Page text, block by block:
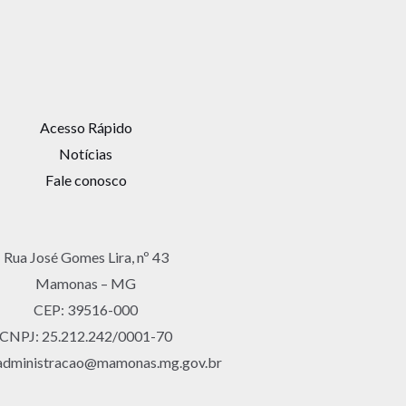
Acesso Rápido
Notícias
Fale conosco
Rua José Gomes Lira, nº 43
Mamonas – MG
CEP: 39516-000
CNPJ: 25.212.242/0001-70